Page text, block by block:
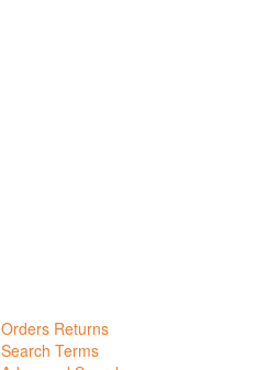
Orders Returns
Search Terms